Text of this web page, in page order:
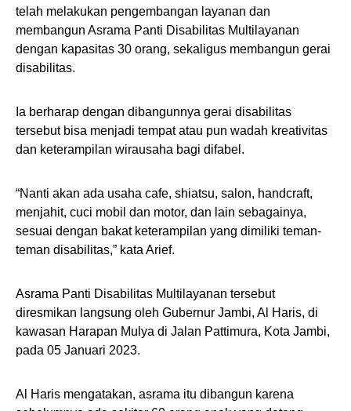
telah melakukan pengembangan layanan dan
membangun Asrama Panti Disabilitas Multilayanan
dengan kapasitas 30 orang, sekaligus membangun gerai
disabilitas.
Ia berharap dengan dibangunnya gerai disabilitas
tersebut bisa menjadi tempat atau pun wadah kreativitas
dan keterampilan wirausaha bagi difabel.
“Nanti akan ada usaha cafe, shiatsu, salon, handcraft,
menjahit, cuci mobil dan motor, dan lain sebagainya,
sesuai dengan bakat keterampilan yang dimiliki teman-
teman disabilitas,” kata Arief.
Asrama Panti Disabilitas Multilayanan tersebut
diresmikan langsung oleh Gubernur Jambi, Al Haris, di
kawasan Harapan Mulya di Jalan Pattimura, Kota Jambi,
pada 05 Januari 2023.
Al Haris mengatakan, asrama itu dibangun karena